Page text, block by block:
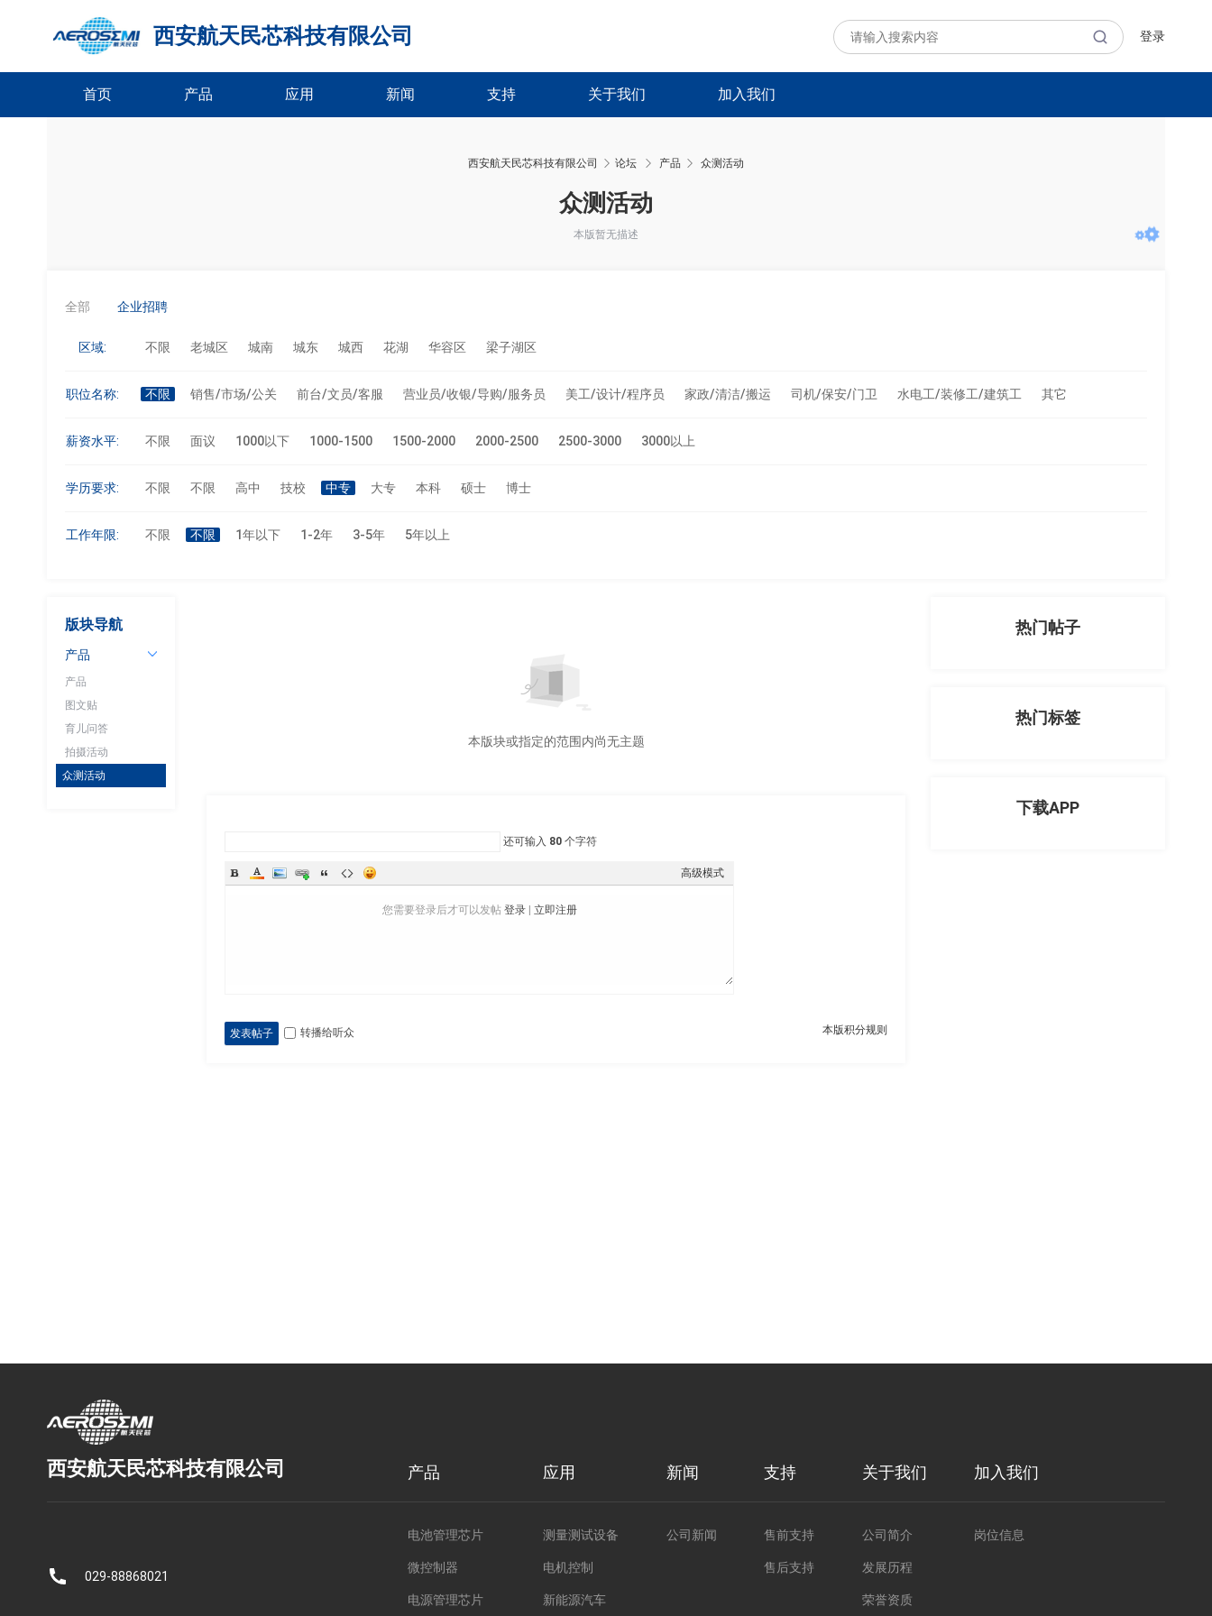
西安航天民芯科技有限公司 登录
首页 产品 应用 新闻 支持 关于我们 加入我们
西安航天民芯科技有限公司 论坛
›
产品 众测活动
众测活动
本版暂无描述
全部 企业招聘
区域: 不限 老城区 城南 城东 城西 花湖 华容区 梁子湖区
职位名称: 不限 销售/市场/公关 前台/文员/客服 营业员/收银/导购/服务员 美工/设计/程序员 家政/清洁/搬运 司机/保安/门卫 水电工/装修工/建筑工 其它
薪资水平: 不限 面议 1000以下 1000-1500 1500-2000 2000-2500 2500-3000 3000以上
学历要求: 不限 不限 高中 技校 中专 大专 本科 硕士 博士
工作年限: 不限 不限 1年以下 1-2年 3-5年 5年以上
版块导航
产品
产品
图文贴
育儿问答
拍摄活动
众测活动
本版块或指定的范围内尚无主题
还可输入 80 个字符
高级模式
您需要登录后才可以发帖 登录| 立即注册
本版积分规则
发表帖子 转播给听众
热门帖子
热门标签
下载APP
西安航天民芯科技有限公司
029-88868021
产品
电池管理芯片
微控制器
电源管理芯片
应用
测量测试设备
电机控制
新能源汽车
新闻
公司新闻
支持
售前支持
售后支持
关于我们
公司简介
发展历程
荣誉资质
加入我们
岗位信息